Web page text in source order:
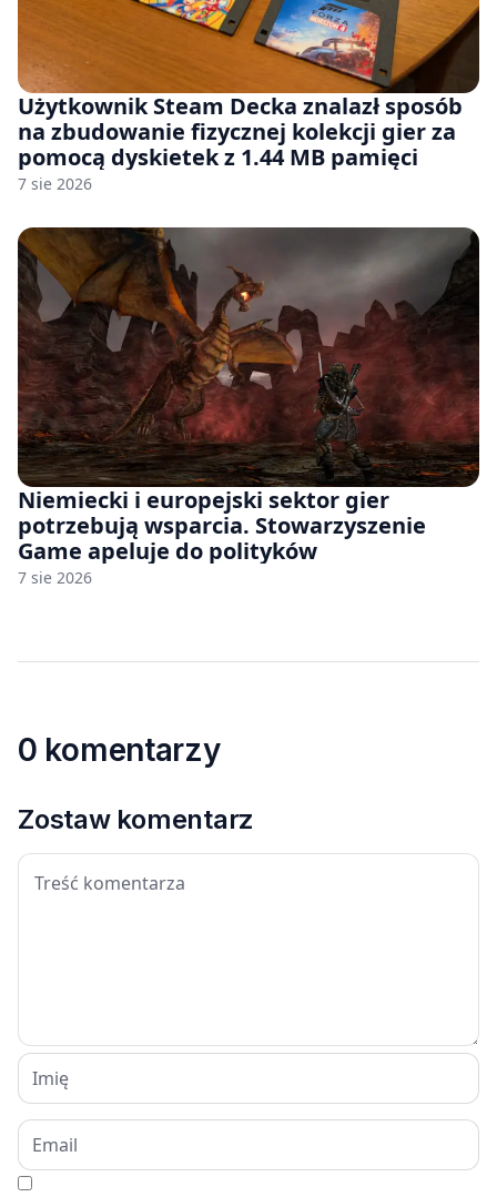
Użytkownik Steam Decka znalazł sposób
na zbudowanie fizycznej kolekcji gier za
pomocą dyskietek z 1.44 MB pamięci
7 sie 2026
Niemiecki i europejski sektor gier
potrzebują wsparcia. Stowarzyszenie
Game apeluje do polityków
7 sie 2026
0 komentarzy
Zostaw komentarz